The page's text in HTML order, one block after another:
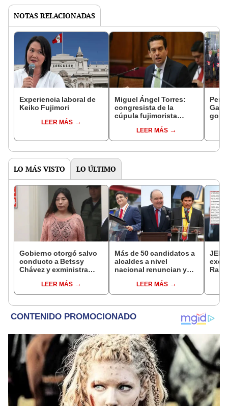
NOTAS RELACIONADAS
Experiencia laboral de
Keiko Fujimori
LEER MÁS
Miguel Ángel Torres:
congresista de la
cúpula fujimorista
del SenadoLEER MÁS
LO MÁS VISTO LO ÚLTIMO
Gobierno otorgó salvo
conducto a Betssy
Chávez y exministra
madrugadaLEER MÁS
Más de 50 candidatos a
alcaldes a nivel
nacional renuncian y
encubiertaLEER MÁS
JEE